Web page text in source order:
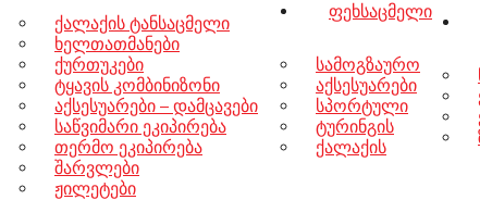
ქალაქის ტანსაცმელი
ხელთათმანები
ქურთუკები
ტყავის კომბინიზონი
აქსესუარები – დამცავები
საწვიმარი ეკიპირება
თერმო ეკიპირება
შარვლები
ჟილეტები
ფეხსაცმელი
სამოგზაურო
აქსესუარები
სპორტული
ტურინგის
ქალაქის